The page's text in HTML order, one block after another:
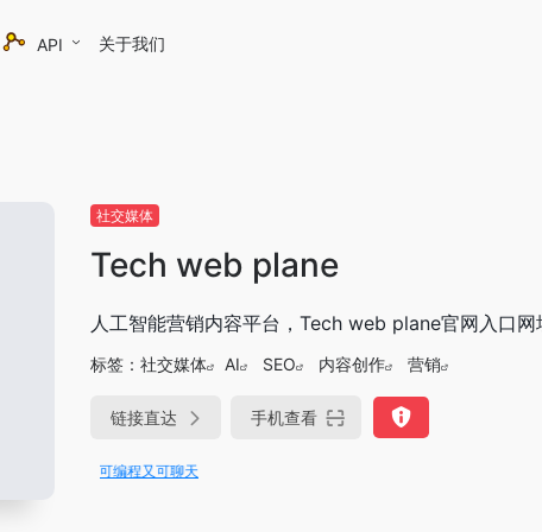
API 关于我们
社交媒体
Tech web plane
人工智能营销内容平台，Tech web plane官网入口网
标签： 社交媒体 AI SEO 内容创作 营销
链接直达 手机查看
即可编程又可聊天